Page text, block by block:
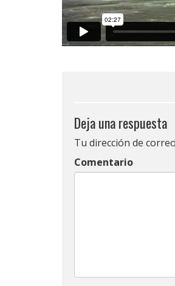
Deja una respuesta
Tu dirección de
Comentario